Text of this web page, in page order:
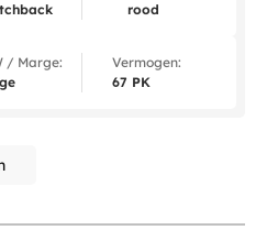
rood
/ Marge:
Vermogen:
67 PK